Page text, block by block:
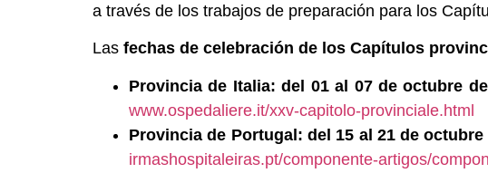
a través de los trabajos de preparación para los
Las fechas de celebración de los Capítulos
Provincia de Italia: del 01 al 07 de octubre
www.ospedaliere.it/xxv-capitolo-provinciale.html
Provincia de Portugal: del 15 al 21 de octubre
irmashospitaleiras.pt/componente-artigos/